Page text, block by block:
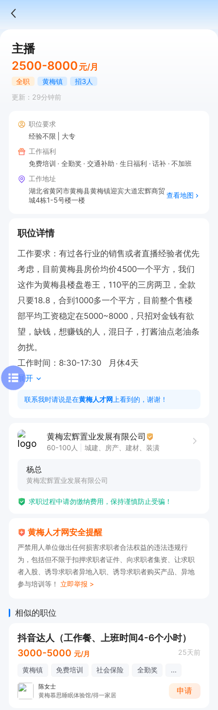
主播
2500-8000 元/月
全职 黄梅镇
招3人
更新：29分钟前
职位要求
经验不限
大专
工作福利
免费培训
全勤奖 交通补助 生日福利 话补
不加班
工作地址
湖北省黄冈市黄梅县黄梅镇迎宾大道宏辉商贸
城4栋1-5号楼一楼
查看地图
职位详情
工作要求：有过各行业的销售或者直播经验者优先
考虑，目前黄梅县房价均价4500一个平方，我们
这作为黄梅县楼盘卷王，110平的三房两卫，全款
只要18.8，合到1000多一个平方，目前整个售楼
部平均工资稳定在5000~8000，只招对金钱有欲
望，缺钱，想赚钱的人，混日子，打酱油点老油条
勿扰。
工作时间：8:30-17:30   月休4天
展开
联系我时请说是在黄梅人才网 上看到的，谢谢！
黄梅宏辉置业发展有限公司
60-100人 城建、房产、建材、装潢
杨总
黄梅宏辉置业发展有限公司
求职过程中请勿缴纳费用，保持谨慎防止受骗！
黄梅人才网安全提醒
严禁用人单位做出任何损害求职者合法权益的违法违规行
为，包括但不限于扣押求职者证件、向求职者集资、让求职
者入股、诱导求职者异地入职、诱导求职者购买产品、异地
参与培训等！ 立即举报 >
相似的职位
抖音达人（工作餐、上班时间4-6个小时）
3000-5000 元/月 25天前
黄梅镇 免费培训 社会保险 全勤奖 ...
陈女士
黄梅慕思睡眠体验馆/得一家居
申请